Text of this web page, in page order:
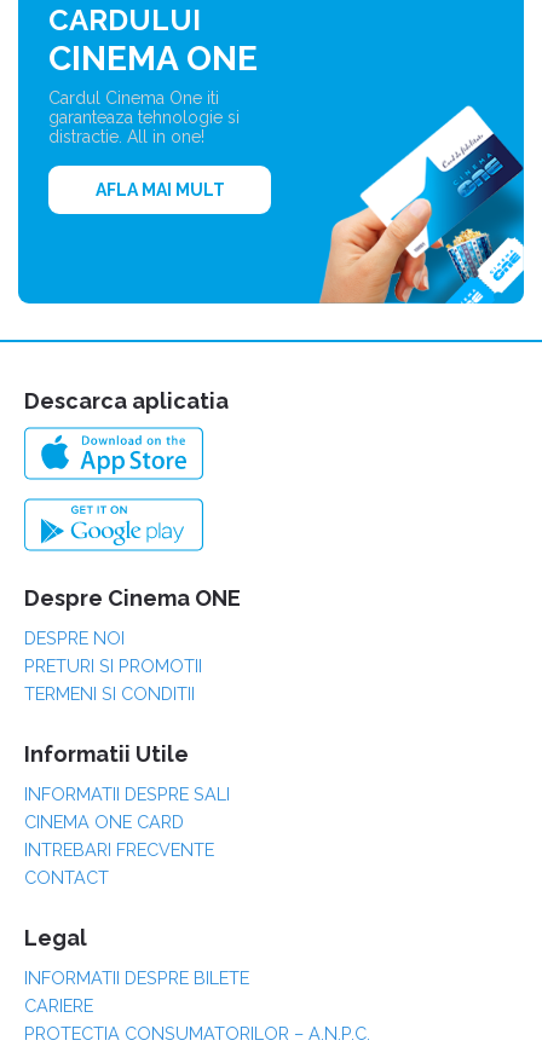
CARDULUI
CINEMA ONE
Cardul Cinema One iti
garanteaza tehnologie si
distractie. All in one!
AFLA MAI MULT
Descarca aplicatia
Despre Cinema ONE
DESPRE NOI
PRETURI SI PROMOTII
TERMENI SI CONDITII
Informatii Utile
INFORMATII DESPRE SALI
CINEMA ONE CARD
INTREBARI FRECVENTE
CONTACT
Legal
INFORMATII DESPRE BILETE
CARIERE
PROTECTIA CONSUMATORILOR – A.N.P.C.